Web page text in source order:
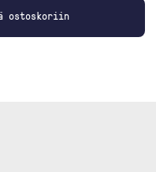
ostoskoriin